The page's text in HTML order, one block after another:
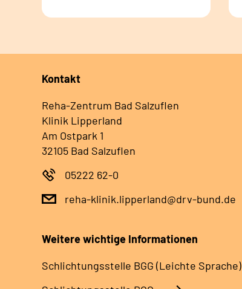
Kontakt
Reha-Zentrum Bad Salzuflen
Klinik Lipperland
Am Ostpark 1
32105 Bad Salzuflen
05222 62-0
reha-klinik.lipperland@drv-bund.de
Weitere wichtige Informationen
Schlich­tungs­stel­le BGG (Leichte Sprache)